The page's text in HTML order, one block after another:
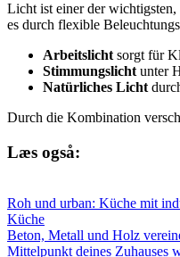
Licht ist einer der
es durch flexible
Arbeitslicht sorgt für
Stimmungslicht unter
Natürliches Licht
Durch die Kombination
Læs også:
Roh und urban: Küche mit
Küche
Beton, Metall und Holz
Mittelpunkt deines Zuhauses